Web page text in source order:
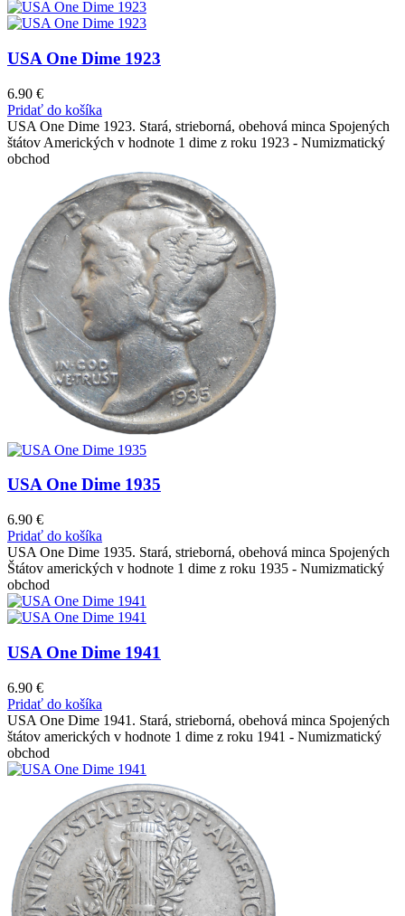
USA One Dime 1923
6.90 €
Pridať do košíka
USA One Dime 1923. Stará, strieborná, obehová minca Spojených
štátov Amerických v hodnote 1 dime z roku 1923 - Numizmatický
obchod
USA One Dime 1935
6.90 €
Pridať do košíka
USA One Dime 1935. Stará, strieborná, obehová minca Spojených
Štátov amerických v hodnote 1 dime z roku 1935 - Numizmatický
obchod
USA One Dime 1941
6.90 €
Pridať do košíka
USA One Dime 1941. Stará, strieborná, obehová minca Spojených
štátov amerických v hodnote 1 dime z roku 1941 - Numizmatický
obchod